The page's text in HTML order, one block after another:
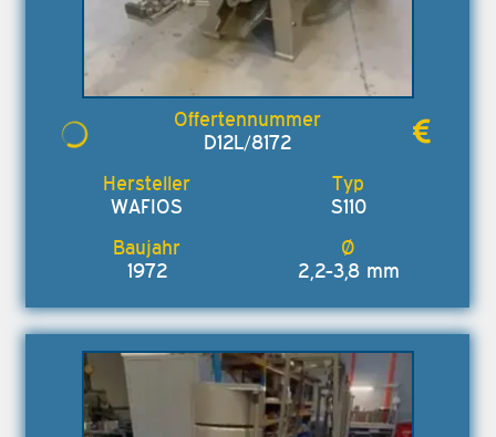
D12L/8172
WAFIOS S110
1972 2,2-3,8 mm